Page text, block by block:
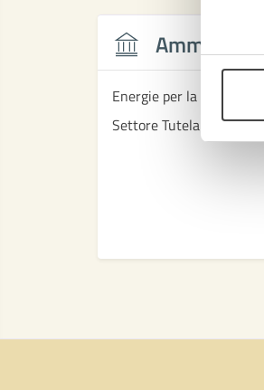
Energie per la città s.r.l.
Settore Tutela